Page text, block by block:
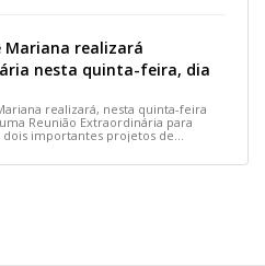
Mariana realizará
nesta quinta-feira, dia
realizará, nesta quinta-feira
uma Reunião Extraordinária para
dois importantes projetos de